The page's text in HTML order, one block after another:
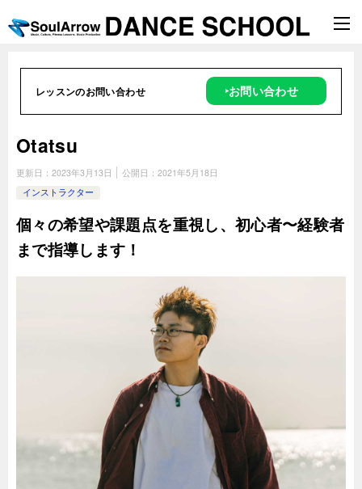
レッスンのお問い合わせ ‣お問い合わせ
Otatsu
更新日： 2023年3月13日 公開日： 2021年5月18日
インストラクター
個々の希望や課題点を重視し、初心者〜経験者
まで指導します！